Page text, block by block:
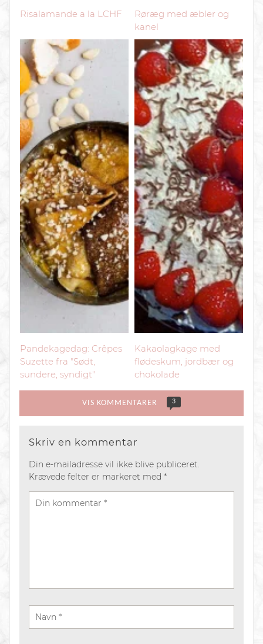
Risalamande a la LCHF
Røræg med æbler og
kanel
Pandekagedag: Crêpes
Suzette fra "Sødt,
sundere, syndigt"
Kakaolagkage med
flødeskum, jordbær og
chokolade
VIS KOMMENTARER 3
Skriv en kommentar
Din e-mailadresse vil ikke blive publiceret.
Krævede felter er markeret med *